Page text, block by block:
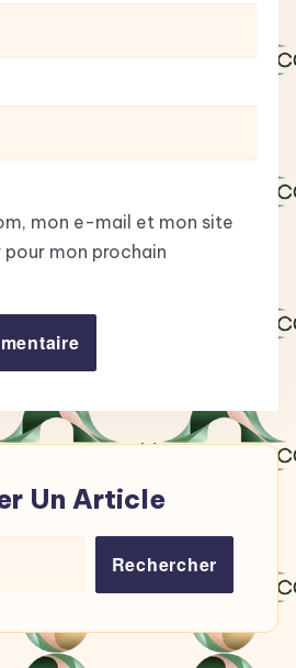
mon e-mail et mon site
mon prochain
Un Article